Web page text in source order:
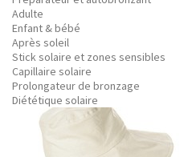
Adulte
Enfant & bébé
Après soleil
Stick solaire et zones sensibles
Capillaire solaire
Prolongateur de bronzage
Diététique solaire